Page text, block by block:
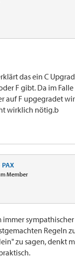
das ein C
F gibt. Da im
auf F upgegradet
wirklich nötig.b
Member
immer
Regeln
zu sagen, denkt